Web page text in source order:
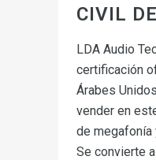
CIVIL
LDA Audio
certificación
Árabes
vender en
de megafonía
Se convierte